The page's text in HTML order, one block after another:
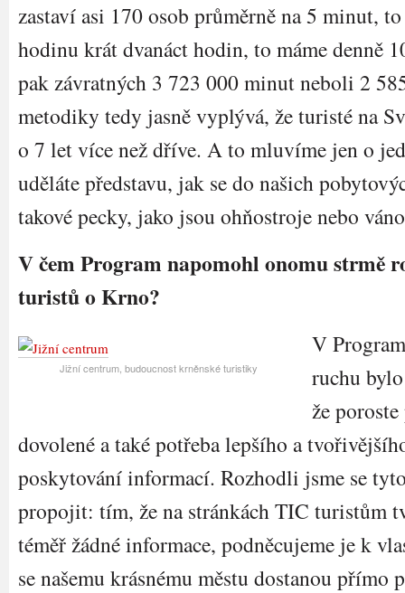
zastaví asi 170 osob průměrně na 5 minut,
hodinu krát dvanáct hodin, to máme denně
pak závratných 3 723 000 minut neboli 2
metodiky tedy jasně vyplývá, že turisté na
o 7 let více než dříve. A to mluvíme jen o
uděláte představu, jak se do našich
takové pecky, jako jsou ohňostroje nebo
V čem Program napomohl onomu strmě
turistů o Krno?
Jižní centrum, budoucnost krněnské turistiky
V
ruchu
že
dovolené a také potřeba lepšího a
poskytování informací. Rozhodli jsme se
propojit: tím, že na stránkách TIC turistům
téměř žádné informace, podněcujeme je k
se našemu krásnému městu dostanou přímo